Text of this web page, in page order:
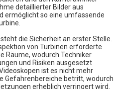
detaillierter Bilder aus
ermöglicht so eine umfassende
die Sicherheit an erster Stelle.
von Turbinen erforderte
Räume, wodurch Techniker
und Risiken ausgesetzt
ist es nicht mehr
Gefahrenbereiche betritt, wodurch
erheblich verringert wird.